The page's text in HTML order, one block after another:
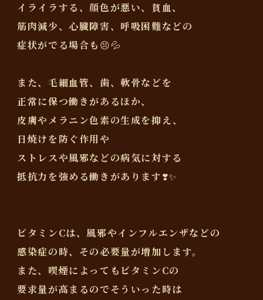
イライラする、顔色が悪い、貧血、
筋肉減少、心臓障害、呼吸困難などの
症状がでる場合も😣💦
また、毛細血管、歯、軟骨などを
正常に保つ働きがあるほか、
皮膚やメラニン色素の生成を抑え、
日焼けを防ぐ作用や
ストレスや風邪などの病気に対する
抵抗力を強める働きがあります❣️✨️
ビタミンCは、風邪やインフルエンザなどの
感染症の時、その必要量が増加します。
また、喫煙によってもビタミンCの
要求量が高まるのでそういった時は